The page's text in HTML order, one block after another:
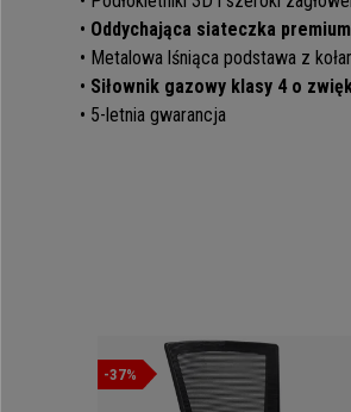
• Oddychająca siateczka
• Metalowa lśniąca podstawa z
• Siłownik gazowy klasy 4 o
• 5-letnia gwarancja
-37%